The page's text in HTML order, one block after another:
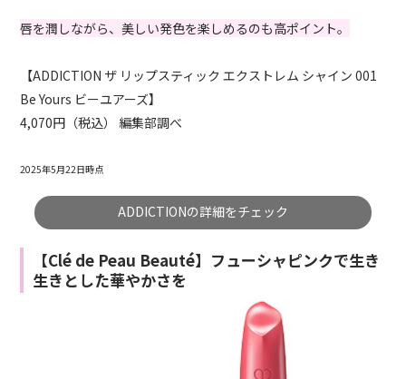
唇を潤しながら、美しい発色を楽しめるのも高ポイント。
【ADDICTION ザ リップスティック エクストレム シャイン 001
Be Yours ビーユアーズ】
4,070円（税込） 編集部調べ
2025年5月22日時点
ADDICTIONの詳細をチェック
【Clé de Peau Beauté】フューシャピンクで生き
生きとした華やかさを